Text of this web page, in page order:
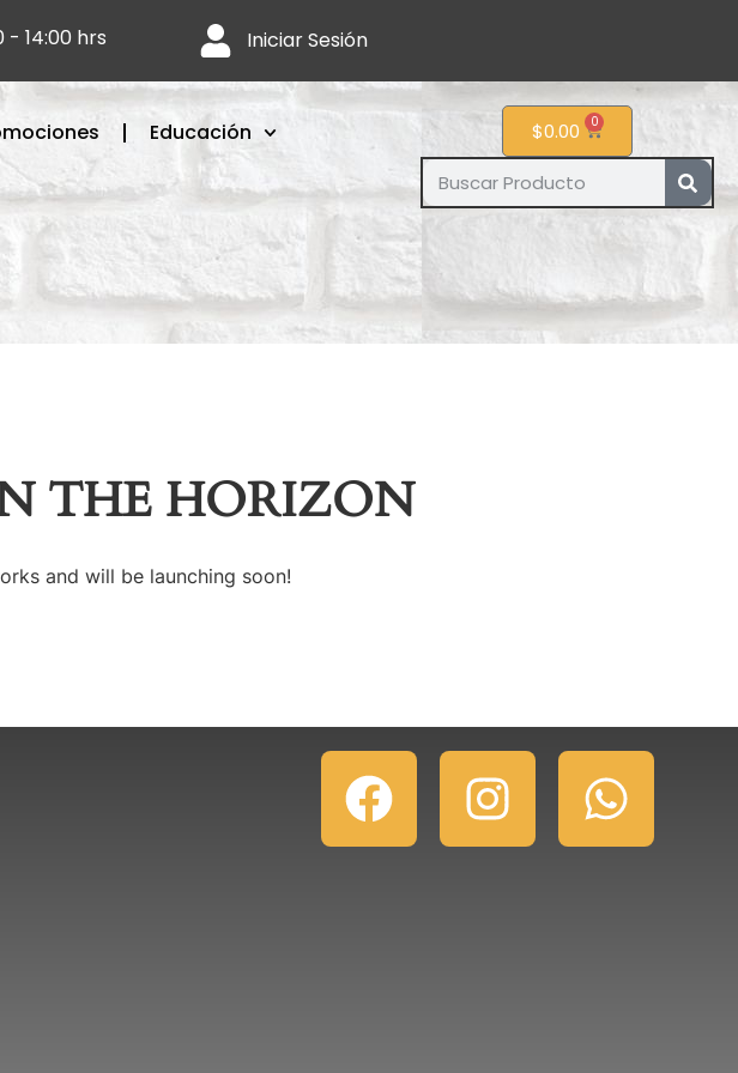
- 14:00 hrs Iniciar Sesión
Educación $0.00 0
THE HORIZON
and will be launching soon!